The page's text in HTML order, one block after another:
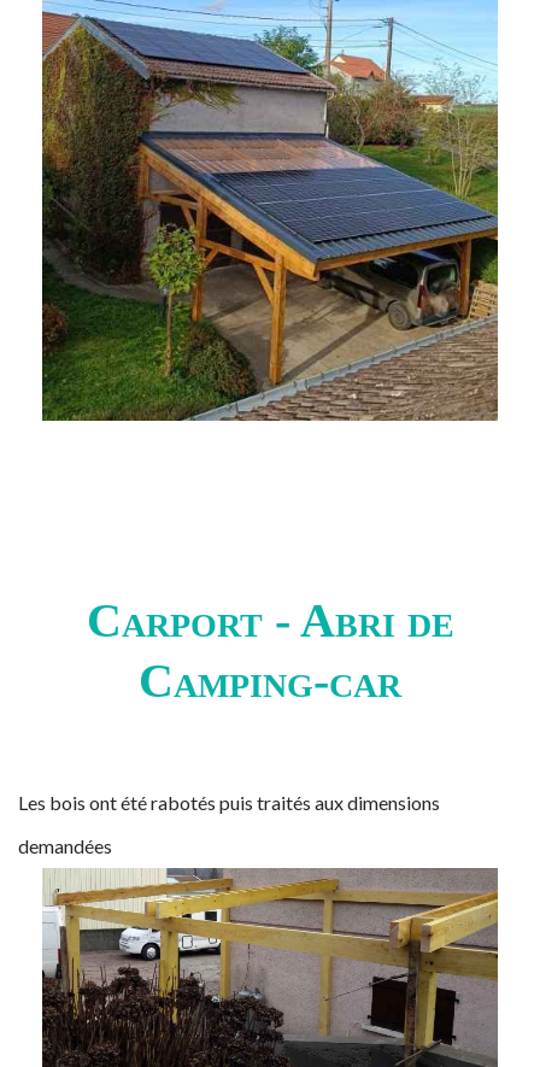
Carport - Abri de
Camping-car
Les bois ont été rabotés puis traités aux dimensions
demandées